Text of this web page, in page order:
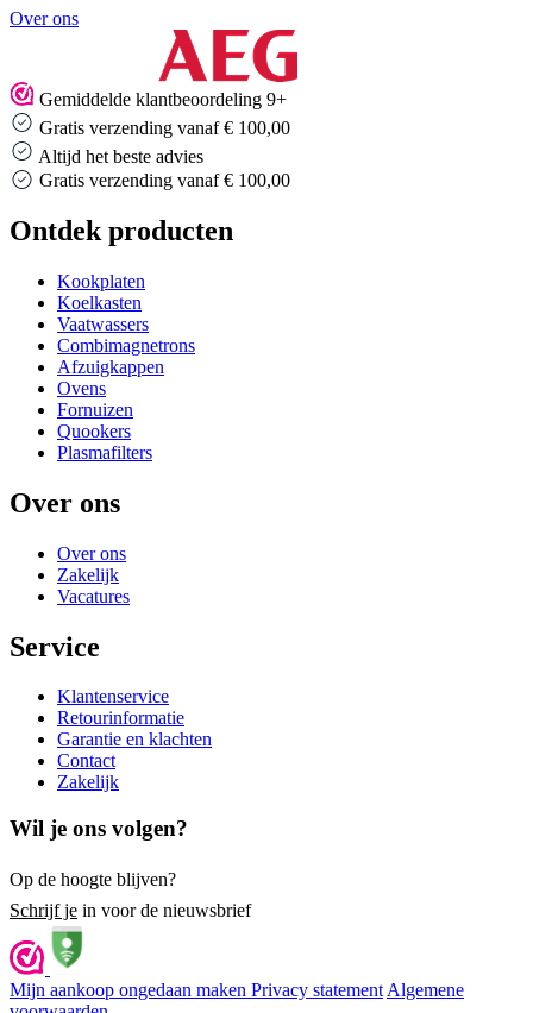
Over ons
Gemiddelde klantbeoordeling 9+
Gratis verzending vanaf € 100,00
Altijd het beste advies
Gratis verzending vanaf € 100,00
Ontdek producten
Kookplaten
Koelkasten
Vaatwassers
Combimagnetrons
Afzuigkappen
Ovens
Fornuizen
Quookers
Plasmafilters
Over ons
Over ons
Zakelijk
Vacatures
Service
Klantenservice
Retourinformatie
Garantie en klachten
Contact
Zakelijk
Wil je ons volgen?
Op de hoogte blijven?
Schrijf je in voor de nieuwsbrief
Mijn aankoop ongedaan maken Privacy statement Algemene